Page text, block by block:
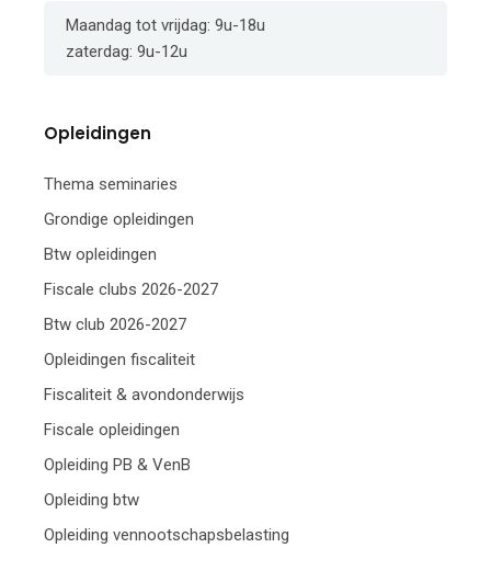
Opleidingen
Thema seminaries
Grondige opleidingen
Btw opleidingen
Fiscale clubs 2026-2027
Btw club 2026-2027
Opleidingen fiscaliteit
Fiscaliteit & avondonderwijs
Fiscale opleidingen
Opleiding PB & VenB
Opleiding btw
Opleiding vennootschapsbelasting
Maandag tot vrijdag: 9u-18u
zaterdag: 9u-12u